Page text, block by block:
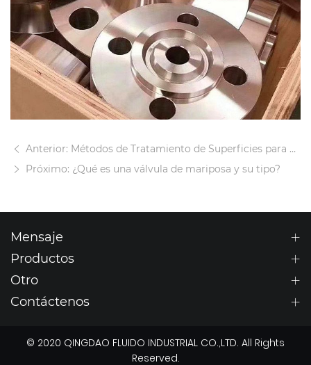
Anterior: Métodos de Tratamiento de Superficies para Componentes de Válvulas
Próximo: ¿Qué es una válvula de mariposa y su tipo?
Mensaje
Productos
Otro
Contáctenos
© 2020 QINGDAO FLUIDO INDUSTRIAL CO.,LTD. All Rights
Reserved.